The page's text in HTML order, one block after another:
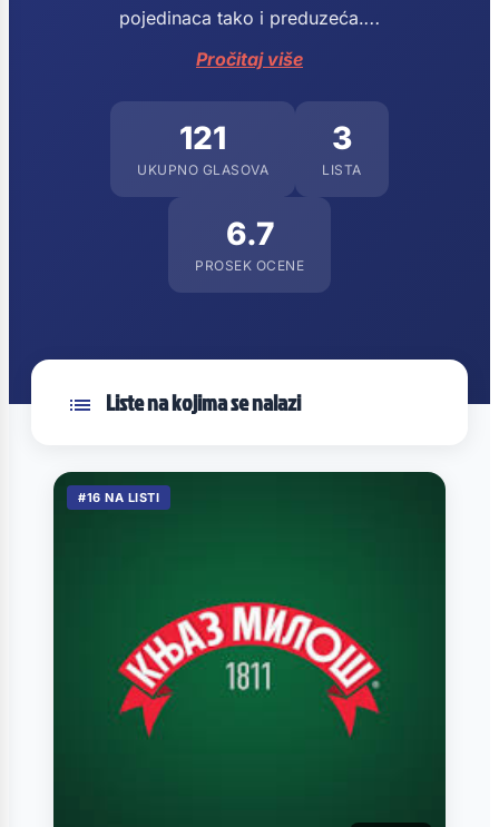
pojedinaca tako i preduzeća....
Pročitaj više
121
UKUPNO GLASOVA
3
LISTA
6.7
PROSEK OCENE
Liste na kojima se nalazi
#16 NA LISTI